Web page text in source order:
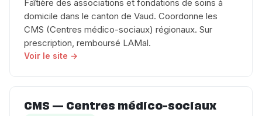
Faîtière des associations et fondations de soins à
domicile dans le canton de Vaud. Coordonne les
CMS (Centres médico-sociaux) régionaux. Sur
prescription, remboursé LAMal.
Voir le site →
CMS — Centres médico-sociaux